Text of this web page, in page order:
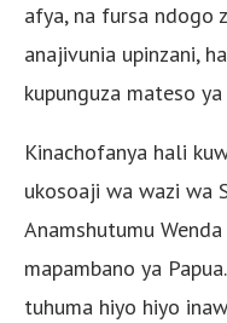
afya, na fursa ndogo
anajivunia upinzani,
kupunguza mateso
Kinachofanya hali
ukosoaji wa wazi wa
Anamshutumu
mapambano ya
tuhuma hiyo hiyo